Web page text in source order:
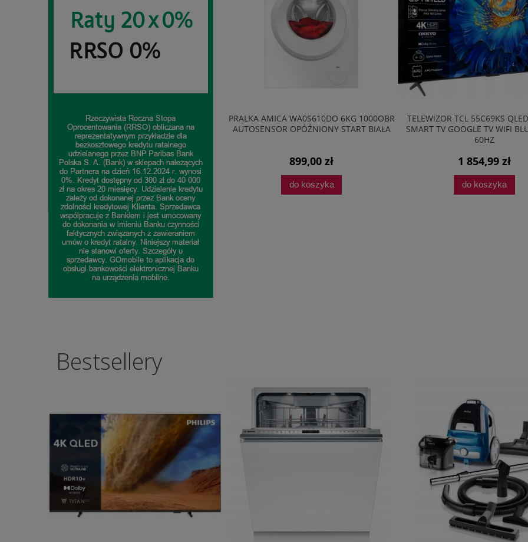
PRALKA AMICA WA0S610DO 6KG 1000OBR
AUTOSENSOR OPÓŹNIONY START BIAŁA
899,00 zł
do koszyka
TELEWIZOR TCL 55C69KS QLED 4K UHD
SMART TV GOOGLE TV WIFI BLUETOOTH
1 854,99 zł
do koszyka
LODÓWKA AMICA
181CM SLIMSIZE RETRO LED
2 198,99 zł
do koszyka
Bestsellery